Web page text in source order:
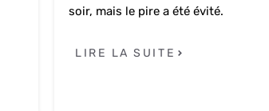
soir, mais le pire a été évité.
LIRE LA SUITE